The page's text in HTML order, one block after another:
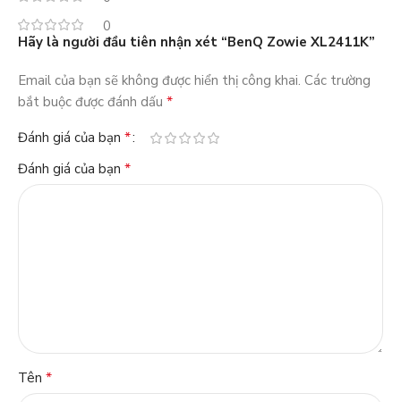
0
Hãy là người đầu tiên nhận xét “BenQ Zowie XL2411K”
Email của bạn sẽ không được hiển thị công khai. Các trường
bắt buộc được đánh dấu *
Đánh giá của bạn *
Đánh giá của bạn *
Tên *